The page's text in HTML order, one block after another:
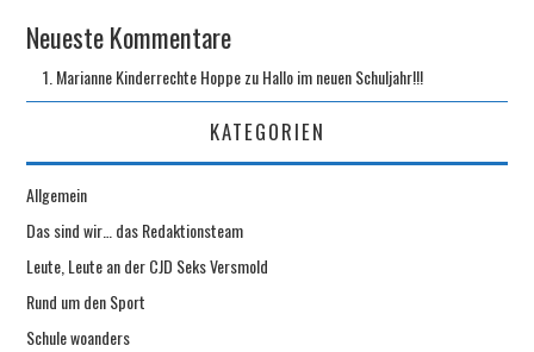
Neueste Kommentare
Marianne Kinderrechte HoppezuHallo im neuen Schuljahr!!!
KATEGORIEN
Allgemein
Das sind wir… das Redaktionsteam
Leute, Leute an der CJD Seks Versmold
Rund um den Sport
Schule woanders